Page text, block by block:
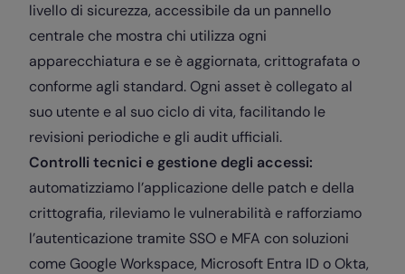
livello di sicurezza, accessibile da un pannello
centrale che mostra chi utilizza ogni
apparecchiatura e se è aggiornata, crittografata o
conforme agli standard. Ogni asset è collegato al
suo utente e al suo ciclo di vita, facilitando le
revisioni periodiche e gli audit ufficiali.
Controlli tecnici e gestione degli accessi:
automatizziamo l’applicazione delle patch e della
crittografia, rileviamo le vulnerabilità e rafforziamo
l’autenticazione tramite SSO e MFA con soluzioni
come Google Workspace, Microsoft Entra ID o Okta,